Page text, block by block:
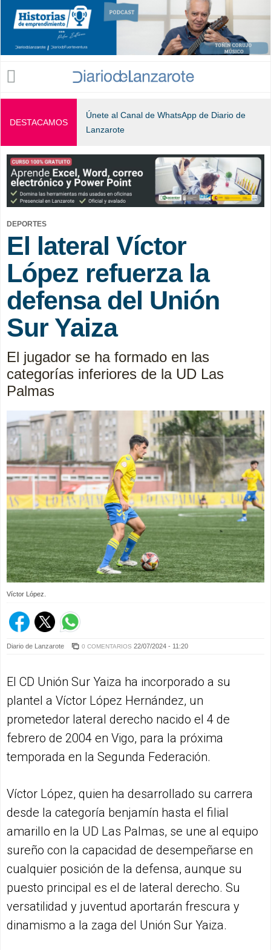
Jump to navigation
DESTACAMOS
Únete al Canal de WhatsApp de Diario de
Lanzarote
DEPORTES
El lateral Víctor
López refuerza la
defensa del Unión
Sur Yaiza
El jugador se ha formado en las
categorías inferiores de la UD Las
Palmas
Víctor López.
Diario de Lanzarote 0 COMENTARIOS 22/07/2024 - 11:20
El CD Unión Sur Yaiza ha incorporado a su
plantel a Víctor López Hernández, un
prometedor lateral derecho nacido el 4 de
febrero de 2004 en Vigo, para la próxima
temporada en la Segunda Federación.
Víctor López, quien ha desarrollado su carrera
desde la categoría benjamín hasta el filial
amarillo en la UD Las Palmas, se une al equipo
sureño con la capacidad de desempeñarse en
cualquier posición de la defensa, aunque su
puesto principal es el de lateral derecho. Su
versatilidad y juventud aportarán frescura y
dinamismo a la zaga del Unión Sur Yaiza.